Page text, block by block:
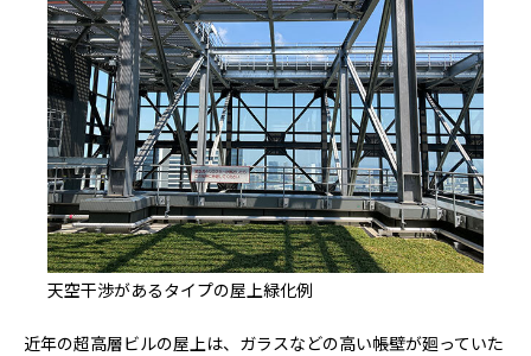
天空干渉があるタイプの屋上緑化例
近年の超高層ビルの屋上は、ガラスなどの高い帳壁が廻っていた